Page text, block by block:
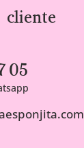
05